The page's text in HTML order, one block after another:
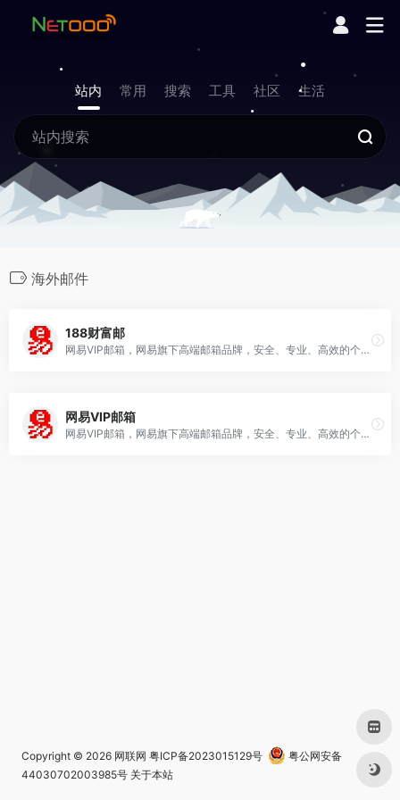
站内 常用 搜索 工具 社区 生活
海外邮件
188财富邮
网易VIP邮箱，网易旗下高端邮箱品牌，安全、专业、高效的个人收费邮箱，精英人士必备。超大容量的邮箱，一对一管家服务，专属收发通道，海外服务器全球互通，超高垃圾病毒拦截率，支持400封邮件群发，20G超大附件，128G超大网盘，中英文邮箱，无广告界面，邮件恢复，邮件撤回等强大办公功能。20年的品质追求，高端个人办公请选择网易VIP邮箱！
网易VIP邮箱
网易VIP邮箱，网易旗下高端邮箱品牌，安全、专业、高效的个人收费邮箱，精英人士必备。超大容量的邮箱，一对一管家服务，专属收发通道，海外服务器全球互通，超高垃圾病毒拦截率，支持400封邮件群发，20G超大附件，128G超大网盘，中英文邮箱，无广告界面，邮件恢复，邮件撤回等强大办公功能。20年的品质追求，高端个人办公请选择网易VIP邮箱！
Copyright © 2026 网联网 粤ICP备2023015129号
粤公网安备
44030702003985号 关于本站